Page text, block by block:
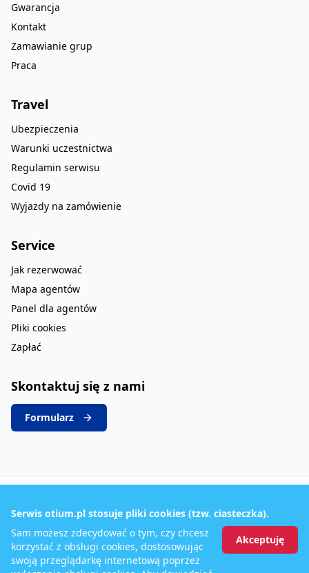
Gwarancja
Kontakt
Zamawianie grup
Praca
Travel
Ubezpieczenia
Warunki uczestnictwa
Regulamin serwisu
Covid 19
Wyjazdy na zamówienie
Service
Jak rezerwować
Mapa agentów
Panel dla agentów
Pliki cookies
Zapłać
Skontaktuj się z nami
Formularz
20 LAT
DZIAŁAMY
NA RYNKU
Serwis otium.pl stosuje pliki cookies (tzw. ciasteczka).
Sam możesz zdecydować o tym, czy chcesz
korzystać z obsługi cookies, dostosowując
swoją przeglądarkę internetową poprzez
Akceptuję